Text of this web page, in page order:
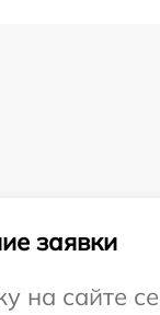
заявки
на сайте